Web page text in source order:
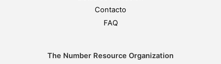
Contacto
FAQ
The Number Resource Organization